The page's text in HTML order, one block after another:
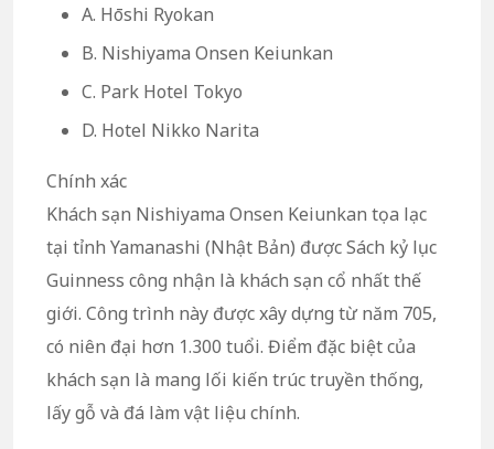
A. Hōshi Ryokan
B. Nishiyama Onsen Keiunkan
C. Park Hotel Tokyo
D. Hotel Nikko Narita
Chính xác
Khách sạn Nishiyama Onsen Keiunkan tọa lạc
tại tỉnh Yamanashi (Nhật Bản) được Sách kỷ lục
Guinness công nhận là khách sạn cổ nhất thế
giới. Công trình này được xây dựng từ năm 705,
có niên đại hơn 1.300 tuổi. Điểm đặc biệt của
khách sạn là mang lối kiến trúc truyền thống,
lấy gỗ và đá làm vật liệu chính.